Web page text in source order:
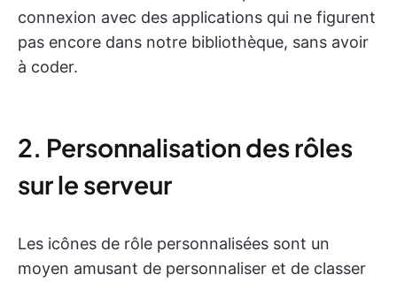
connexion avec des applications qui ne figurent
pas encore dans notre bibliothèque, sans avoir
à coder.
2. Personnalisation des rôles
sur le serveur
Les icônes de rôle personnalisées sont un
moyen amusant de personnaliser et de classer